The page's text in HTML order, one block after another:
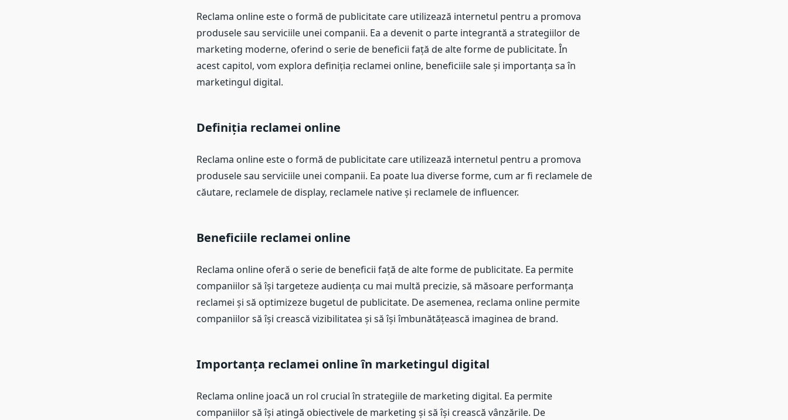
Reclama online este o formă de publicitate care utilizează internetul pentru a promova
produsele sau serviciile unei companii. Ea a devenit o parte integrantă a strategiilor de
marketing moderne, oferind o serie de beneficii față de alte forme de publicitate. În
acest capitol, vom explora definiția reclamei online, beneficiile sale și importanța sa în
marketingul digital.
Definiția reclamei online
Reclama online este o formă de publicitate care utilizează internetul pentru a promova
produsele sau serviciile unei companii. Ea poate lua diverse forme, cum ar fi reclamele de
căutare, reclamele de display, reclamele native și reclamele de influencer.
Beneficiile reclamei online
Reclama online oferă o serie de beneficii față de alte forme de publicitate. Ea permite
companiilor să își targeteze audiența cu mai multă precizie, să măsoare performanța
reclamei și să optimizeze bugetul de publicitate. De asemenea, reclama online permite
companiilor să își crească vizibilitatea și să își îmbunătățească imaginea de brand.
Importanța reclamei online în marketingul digital
Reclama online joacă un rol crucial în strategiile de marketing digital. Ea permite
companiilor să își atingă obiectivele de marketing și să își crească vânzările. De